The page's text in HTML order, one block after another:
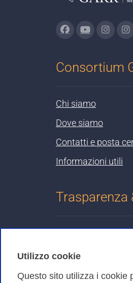
Utilizzo cookie
Questo sito utilizza i cookie
Consortium
Chi siamo
Dove siamo
Contatti e posta
Informazioni utili
Trasparenza
Cookies Policy
Amministrazione